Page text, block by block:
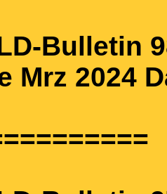
Bulletin
2024